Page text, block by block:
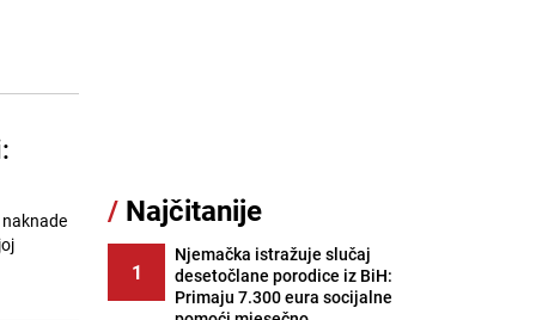
/ Najčitanije
1
Njemačka istražuje slučaj
desetočlane porodice iz BiH:
Primaju 7.300 eura socijalne